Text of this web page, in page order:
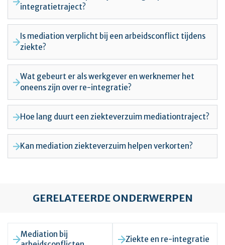
integratietraject?
Is mediation verplicht bij een arbeidsconflict tijdens
ziekte?
Wat gebeurt er als werkgever en werknemer het
oneens zijn over re-integratie?
Hoe lang duurt een ziekteverzuim mediationtraject?
Kan mediation ziekteverzuim helpen verkorten?
GERELATEERDE ONDERWERPEN
Mediation bij
Ziekte en re-integratie